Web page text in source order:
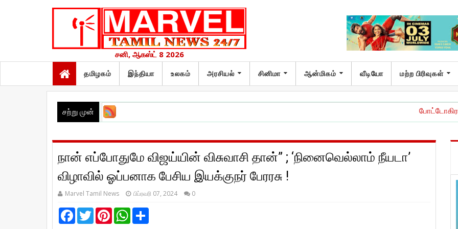
சனி, ஆகஸ்ட் 8 2026
தமிழகம் இந்தியா உலகம் அரசியல் சினிமா ஆன்மிகம் வீடியோ மற்ற பிரிவுகள்
சற்று முன் போட்டோகிராபர்' –
நான் எப்போதுமே விஜய்யின் விசுவாசி தான்” ; ‘நினைவெல்லாம் நீயடா’
விழாவில் ஓப்பனாக பேசிய இயக்குநர் பேரரசு !
Marvel Tamil News பிப்ரவரி 07, 2024 0
F
a
T
w
P
W
h